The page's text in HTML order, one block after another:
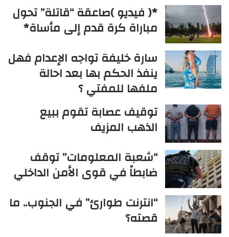
*( فيديو )صاعقة “قاتلة” تحول
مباراة كرة قدم إلى مأساة*
سارة خليفة تواجه الإعدام فهل
ينفذ الحكم بها بعد احالة
ملفها للمفتي ؟
توقيف عصابة تقوم ببيع
الذهب المزيف
“شعبة المعلومات” توقف
ضابطاً في قوى الأمن الداخلي
“انترنت طوارئ” في الجنوب.. ما
قصته؟